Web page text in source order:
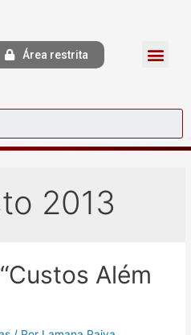
Área restrita
2013
Além